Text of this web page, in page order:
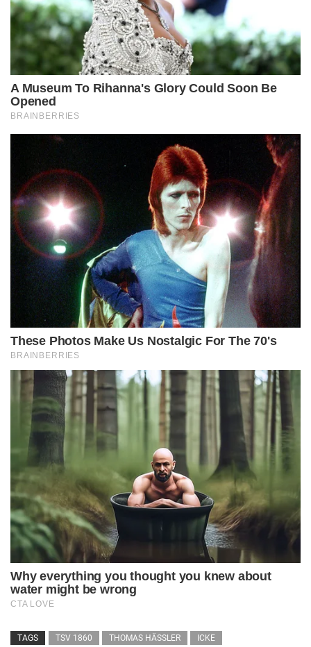
TAGS TSV 1860 THOMAS HÄSSLER ICKE